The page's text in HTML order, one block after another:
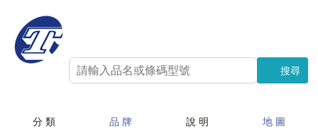
搜尋
搜尋
分 類 品 牌 說 明 地 圖